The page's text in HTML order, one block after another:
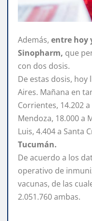
Además, entre hoy
Sinopharm, que
con dos dosis.
De estas dosis, hoy
Aires. Mañana en
Corrientes, 14.202 a
Mendoza, 18.000 a
Luis, 4.404 a Santa
Tucumán.
De acuerdo a los
operativo de
vacunas, de las
2.051.760 ambas.